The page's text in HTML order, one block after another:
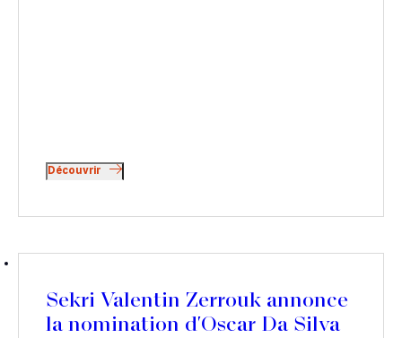
Découvrir
Sekri Valentin Zerrouk annonce
la nomination d'Oscar Da Silva